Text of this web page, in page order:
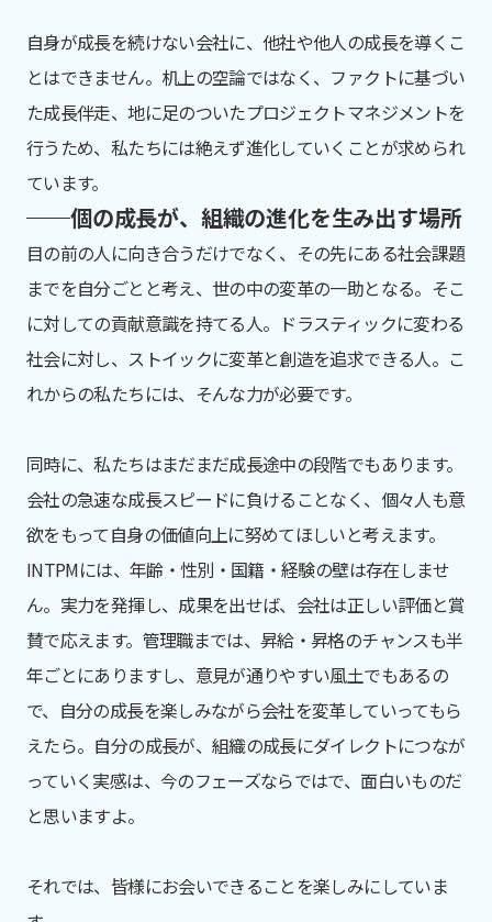
自身が成長を続けない会社に、他社や他人の成長を導くこ
とはできません。机上の空論ではなく、ファクトに基づい
た成長伴走、地に足のついたプロジェクトマネジメントを
行うため、私たちには絶えず進化していくことが求められ
ています。
個の成長が、組織の進化を生み出す場所
目の前の人に向き合うだけでなく、その先にある社会課題
までを自分ごとと考え、世の中の変革の一助となる。そこ
に対しての貢献意識を持てる人。ドラスティックに変わる
社会に対し、ストイックに変革と創造を追求できる人。こ
れからの私たちには、そんな力が必要です。
同時に、私たちはまだまだ成長途中の段階でもあります。
会社の急速な成長スピードに負けることなく、個々人も意
欲をもって自身の価値向上に努めてほしいと考えます。
INTPMには、年齢・性別・国籍・経験の壁は存在しませ
ん。実力を発揮し、成果を出せば、会社は正しい評価と賞
賛で応えます。管理職までは、昇給・昇格のチャンスも半
年ごとにありますし、意見が通りやすい風土でもあるの
で、自分の成長を楽しみながら会社を変革していってもら
えたら。自分の成長が、組織の成長にダイレクトにつなが
っていく実感は、今のフェーズならではで、面白いものだ
と思いますよ。
それでは、皆様にお会いできることを楽しみにしていま